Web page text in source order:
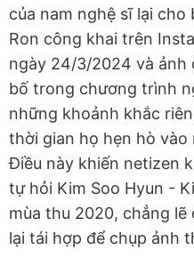
của nam nghệ sĩ lại cho
Ron công khai trên
ngày 24/3/2024 và ảnh
bố trong chương trình
những khoảnh khắc
thời gian họ hẹn hò vào
Điều này khiến netizen
tự hỏi Kim Soo Hyun -
mùa thu 2020, chẳng lẽ
lại tái hợp để chụp ảnh